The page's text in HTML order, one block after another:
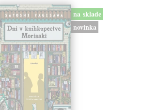
na sklade
novinka